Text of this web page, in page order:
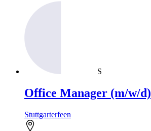
S
Office Manager (m/w/d)
Stuttgarterfeen